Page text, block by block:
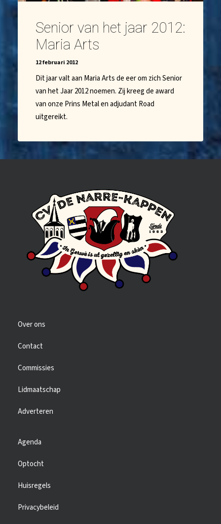
Senior van het jaar 2012:
Maria Arts
12 februari 2012
Dit jaar valt aan Maria Arts de eer om zich Senior
van het Jaar 2012 noemen. Zij kreeg de award
van onze Prins Metal en adjudant Road
uitgereikt.
Over ons
Contact
Commissies
Lidmaatschap
Adverteren
Agenda
Optocht
Huisregels
Privacybeleid